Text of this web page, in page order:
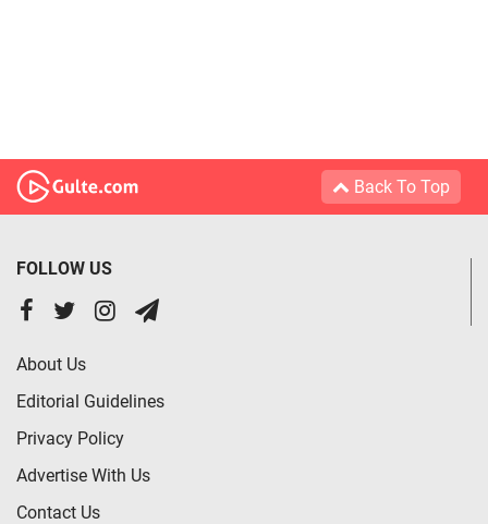
Back To Top
FOLLOW US
About Us
Editorial Guidelines
Privacy Policy
Advertise With Us
Contact Us